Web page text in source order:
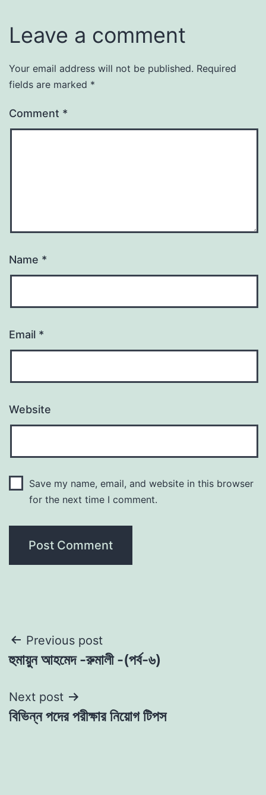
Leave a comment
Your email address will not be published. Required
fields are marked *
Comment *
Name *
Email *
Website
Save my name, email, and website in this browser
for the next time I comment.
Post
navigation
Previous post
হুমায়ুন আহমেদ -রুমালী -(পর্ব-৬)
Next post
বিভিন্ন পদের পরীক্ষার নিয়োগ টিপস